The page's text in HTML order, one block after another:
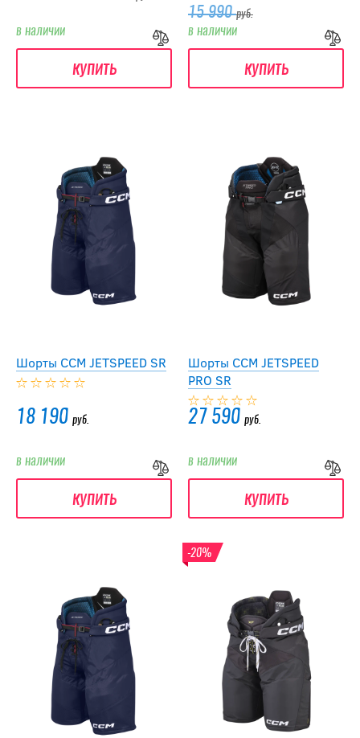
в наличии
купить
15 990руб.
в наличии
купить
Шорты CCM JETSPEED SR
18 190 руб.
в наличии
купить
Шорты CCM JETSPEED
PRO SR
27 590 руб.
в наличии
купить
-20%